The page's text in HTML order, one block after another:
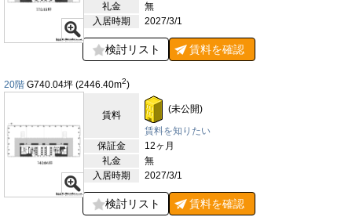
礼金
無
入居時期
2027/3/1
検討リスト 賃料を確認
20階 G740.04坪 (2446.40m2)
賃料
(未公開)
賃料を知りたい
保証金
12ヶ月
礼金
無
入居時期
2027/3/1
検討リスト 賃料を確認